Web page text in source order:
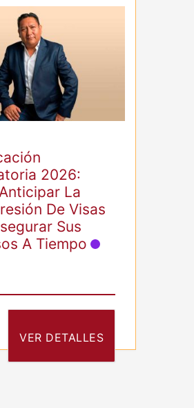
2026:
La
De Visas
Sus
A Tiempo
VER DETALLES